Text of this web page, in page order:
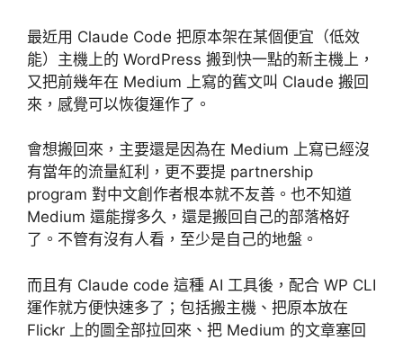
最近用 Claude Code 把原本架在某個便宜（低效
能）主機上的 WordPress 搬到快一點的新主機上，
又把前幾年在 Medium 上寫的舊文叫 Claude 搬回
來，感覺可以恢復運作了。
會想搬回來，主要還是因為在 Medium 上寫已經沒
有當年的流量紅利，更不要提 partnership
program 對中文創作者根本就不友善。也不知道
Medium 還能撐多久，還是搬回自己的部落格好
了。不管有沒有人看，至少是自己的地盤。
而且有 Claude code 這種 AI 工具後，配合 WP CLI
運作就方便快速多了；包括搬主機、把原本放在
Flickr 上的圖全部拉回來、把 Medium 的文章塞回